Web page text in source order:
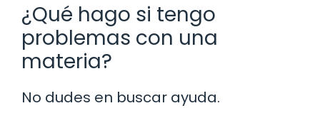
¿Qué hago si tengo
problemas con una
materia?
No dudes en buscar ayuda.